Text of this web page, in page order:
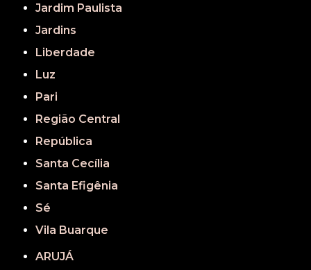
Jardim Paulista
Jardins
Liberdade
Luz
Pari
Região Central
República
Santa Cecília
Santa Efigênia
Sé
Vila Buarque
ARUJÁ